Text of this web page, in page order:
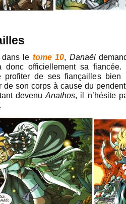
dans le tome 10, Danaël
donc officiellement sa
profiter de ses fiançailles
de son corps à cause du
devenuAnathos, il n’hésite